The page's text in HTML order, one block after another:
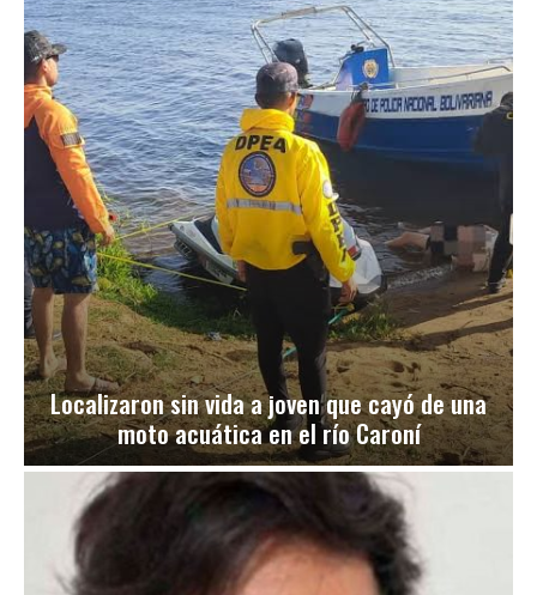
Localizaron sin vida a joven que cayó de una
moto acuática en el río Caroní